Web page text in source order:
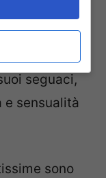
soprattutto
seducente
seguaci,
sensualità
sono